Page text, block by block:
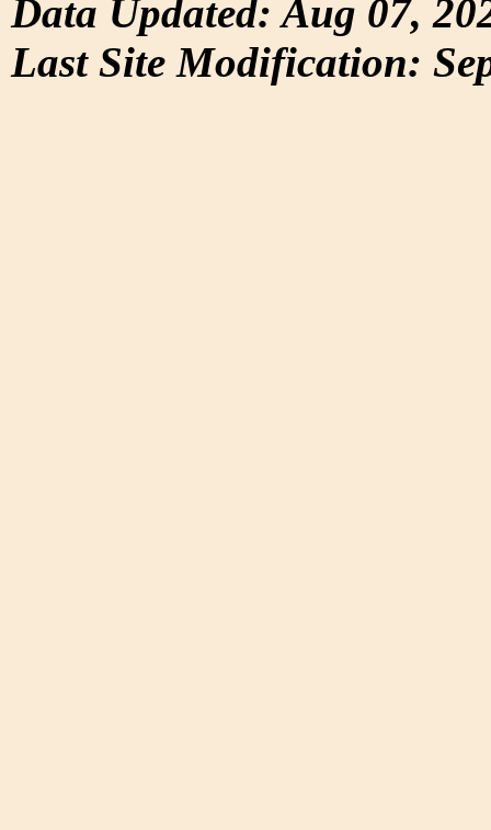
Data Updated: Aug 07,
Last Site Modification: